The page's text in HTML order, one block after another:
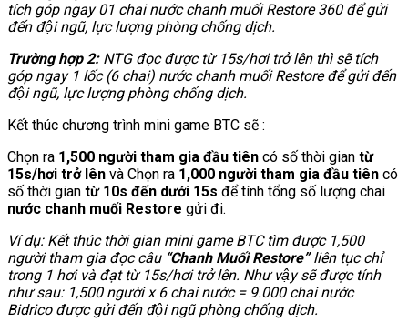
tích góp ngay 01 chai nước chanh muối Restore 360 để gửi
đến đội ngũ, lực lượng phòng chống dịch.
Trường hợp 2:NTG đọc được từ 15s/hơi trở lên thì sẽ tích
góp ngay 1 lốc (6 chai) nước chanh muối Restore để gửi đến
đội ngũ, lực lượng phòng chống dịch.
Kết thúc chương trình mini game BTC sẽ :
Chọn ra 1,500 người tham gia đầu tiên có số thời gian từ
15s/hơi trở lên và Chọn ra 1,000 người tham gia đầu tiên có
số thời gian từ 10s đến dưới 15s để tính tổng số lượng chai
nước chanh muối Restore gửi đi.
Ví dụ: Kết thúc thời gian mini game BTC tìm được 1,500
người tham gia đọc câu “Chanh Muối Restore”liên tục chỉ
trong 1 hơi và đạt từ 15s/hơi trở lên. Như vậy sẽ được tính
như sau: 1,500 người x 6 chai nước = 9.000 chai nước
Bidrico được gửi đến đội ngũ phòng chống dịch.